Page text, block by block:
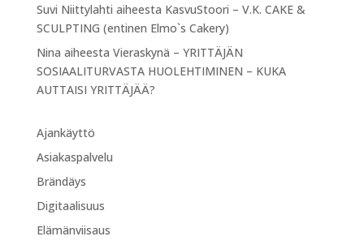
Suvi Niittylahti aiheesta KasvuStoori – V.K. CAKE &
SCULPTING (entinen Elmo`s Cakery)
Nina aiheesta Vieraskynä – YRITTÄJÄN
SOSIAALITURVASTA HUOLEHTIMINEN – KUKA
AUTTAISI YRITTÄJÄÄ?
Ajankäyttö
Asiakaspalvelu
Brändäys
Digitaalisuus
Elämänviisaus